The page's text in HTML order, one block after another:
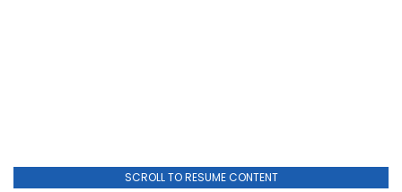
SCROLL TO RESUME CONTENT